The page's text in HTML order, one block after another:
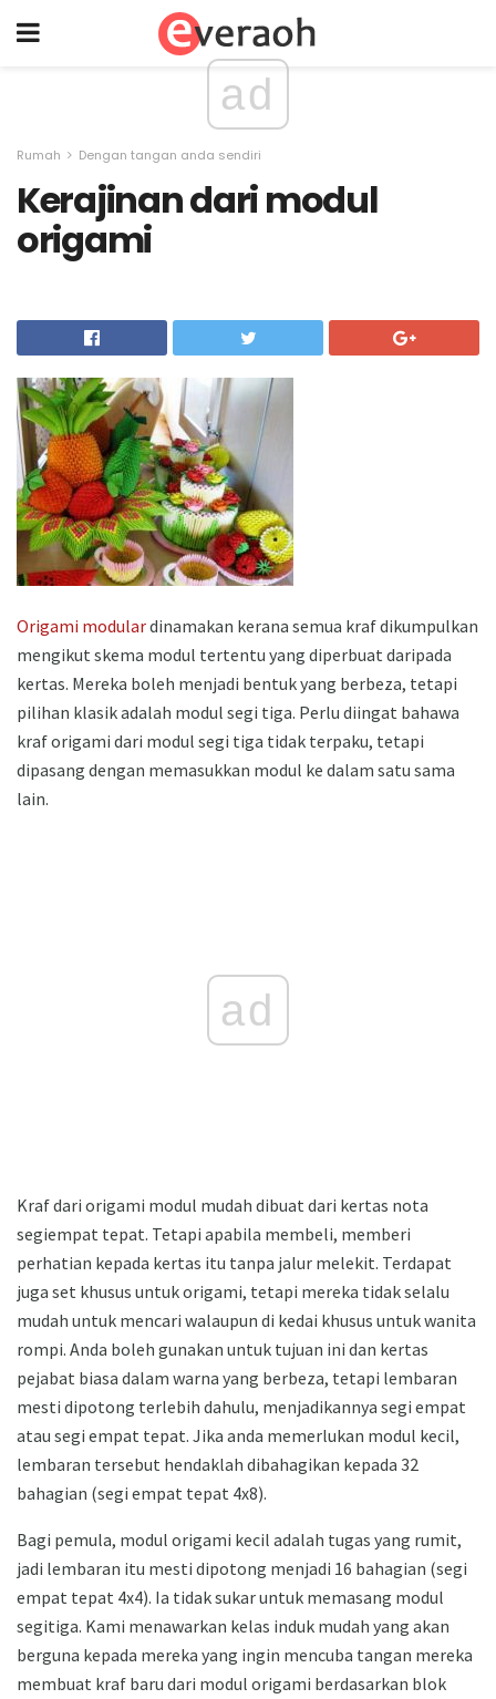
ad
Rumah Dengan tangan anda sendiri
Kerajinan dari modul
origami
Origami modulardinamakan kerana semua kraf dikumpulkan
mengikut skema modul tertentu yang diperbuat daripada
kertas. Mereka boleh menjadi bentuk yang berbeza, tetapi
pilihan klasik adalah modul segi tiga. Perlu diingat bahawa
kraf origami dari modul segi tiga tidak terpaku, tetapi
dipasang dengan memasukkan modul ke dalam satu sama
lain.
ad
Kraf dari origami modul mudah dibuat dari kertas nota
segiempat tepat. Tetapi apabila membeli, memberi
perhatian kepada kertas itu tanpa jalur melekit. Terdapat
juga set khusus untuk origami, tetapi mereka tidak selalu
mudah untuk mencari walaupun di kedai khusus untuk wanita
rompi. Anda boleh gunakan untuk tujuan ini dan kertas
pejabat biasa dalam warna yang berbeza, tetapi lembaran
mesti dipotong terlebih dahulu, menjadikannya segi empat
atau segi empat tepat. Jika anda memerlukan modul kecil,
lembaran tersebut hendaklah dibahagikan kepada 32
bahagian (segi empat tepat 4x8).
Bagi pemula, modul origami kecil adalah tugas yang rumit,
jadi lembaran itu mesti dipotong menjadi 16 bahagian (segi
empat tepat 4x4). Ia tidak sukar untuk memasang modul
segitiga. Kami menawarkan kelas induk mudah yang akan
berguna kepada mereka yang ingin mencuba tangan mereka
membuat kraf baru dari modul origami berdasarkan blok